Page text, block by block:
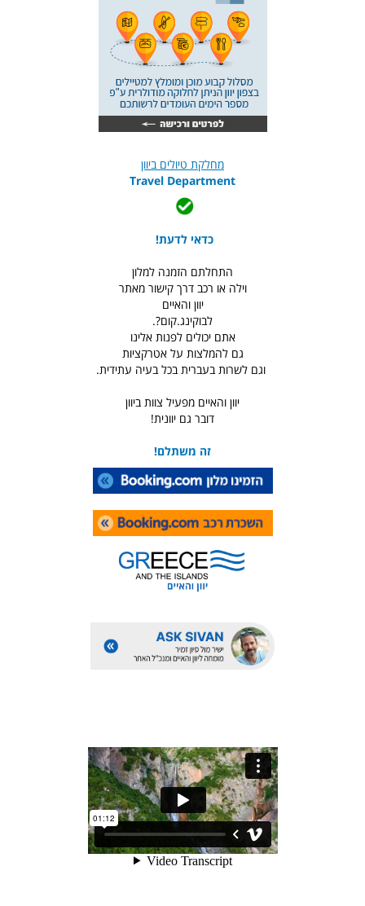
מחלקת טיולים ביוון
Travel Department
כדאי לדעת!
התחלתם הזמנה למלון
וילה או רכב דרך קישור מאתר
יוון והאיים
לבוקינג.קום?.
אתם יכולים לפנות אלינו
גם להמלצות על אטרקציות
וגם לשרות בעברית בכל בעיה עתידית.
יוון והאיים מפעיל צוות ביוון
דובר גם יוונית!
זה משתלם!